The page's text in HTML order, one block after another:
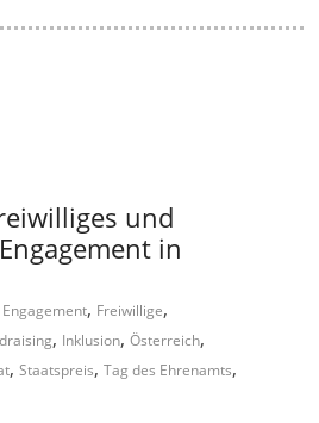
und
in
Engagement, Freiwillige,
, Inklusion,Österreich,
,Staatspreis,Tag des Ehrenamts,